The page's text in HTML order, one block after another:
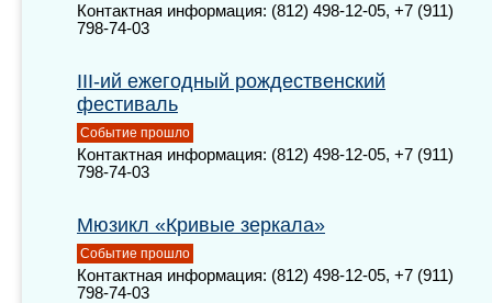
Контактная информация: (812) 498-12-05, +7 (911)
798-74-03
III-ий ежегодный рождественский
фестиваль
Событие прошло
Контактная информация: (812) 498-12-05, +7 (911)
798-74-03
Мюзикл «Кривые зеркала»
Событие прошло
Контактная информация: (812) 498-12-05, +7 (911)
798-74-03